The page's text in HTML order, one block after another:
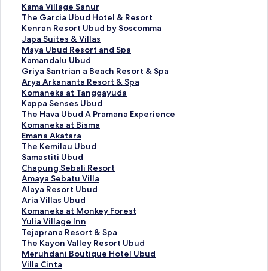
Kama Village Sanur
K
a
m
a
V
i
l
l
a
g
e
S
a
n
u
r
페
이
지
를
여
는
링
크
The Garcia Ubud Hotel & Resort
T
h
e
G
a
r
c
i
a
U
b
u
d
H
o
t
e
l
&
R
e
s
o
r
Kenran Resort Ubud by Soscomma
K
e
n
r
a
n
R
e
s
o
r
t
U
b
u
d
b
y
S
o
s
c
o
Japa Suites & Villas
J
a
p
a
S
u
i
t
e
s
&
V
i
l
l
a
s
페
이
지
를
여
Maya Ubud Resort and Spa
M
a
y
a
U
b
u
d
R
e
s
o
r
t
a
n
d
S
p
a
페
Kamandalu Ubud
K
a
m
a
n
d
a
l
u
U
b
u
d
페
이
지
를
여
는
링
Griya Santrian a Beach Resort & Spa
G
r
i
y
a
S
a
n
t
r
i
a
n
a
B
e
a
c
h
Arya Arkananta Resort & Spa
A
r
y
a
A
r
k
a
n
a
n
t
a
R
e
s
o
r
Komaneka at Tanggayuda
K
o
m
a
n
e
k
a
a
t
T
a
n
g
g
a
y
Kappa Senses Ubud
K
a
p
p
a
S
e
n
s
e
s
U
b
u
d
페
The Hava Ubud A Pramana Experience
T
h
e
H
a
v
a
U
b
u
d
A
P
r
a
Komaneka at Bisma
K
o
m
a
n
e
k
a
a
t
B
i
s
m
Emana Akatara
E
m
a
n
a
A
k
a
t
a
r
a
페
The Kemilau Ubud
T
h
e
K
e
m
i
l
a
u
U
b
Samastiti Ubud
S
a
m
a
s
t
i
t
i
U
b
Chapung Sebali Resort
C
h
a
p
u
n
g
S
e
b
Amaya Sebatu Villa
A
m
a
y
a
S
e
b
a
Alaya Resort Ubud
A
l
a
y
a
R
e
s
Aria Villas Ubud
A
r
i
a
V
i
l
Komaneka at Monkey Forest
K
o
m
a
n
e
Yulia Village Inn
Y
u
l
i
a
Tejaprana Resort & Spa
T
e
j
a
The Kayon Valley Resort Ubud
T
h
e
Meruhdani Boutique Hotel Ubud
M
e
Villa Cinta
V